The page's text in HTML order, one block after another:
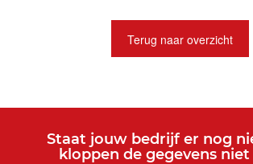
Terug naar overzicht
Staat jouw bedrijf er nog
kloppen de gegevens